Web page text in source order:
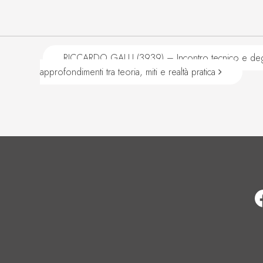
RICCARDO GALLI (3939) – Incontro tecnico e
approfondimenti tra teoria, miti e realtà pratica